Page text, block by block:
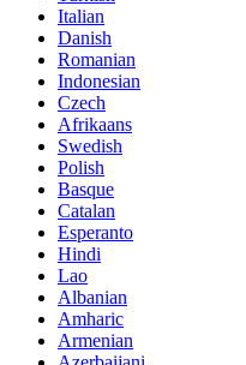
Italian
Danish
Romanian
Indonesian
Czech
Afrikaans
Swedish
Polish
Basque
Catalan
Esperanto
Hindi
Lao
Albanian
Amharic
Armenian